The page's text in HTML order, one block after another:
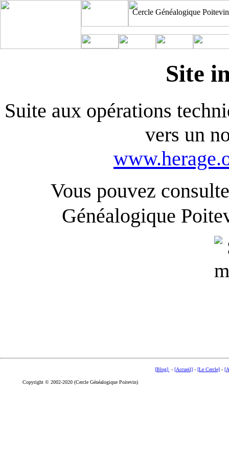
Cercle Généalogique Poitevin
Site
Suite aux opérations
vers un
Vous pouvez
Généalogique
[Blog] - [Accueil]- [Le Cercle]-
Copyright © 2002-2020 (Cercle Généalogique Poitevin)